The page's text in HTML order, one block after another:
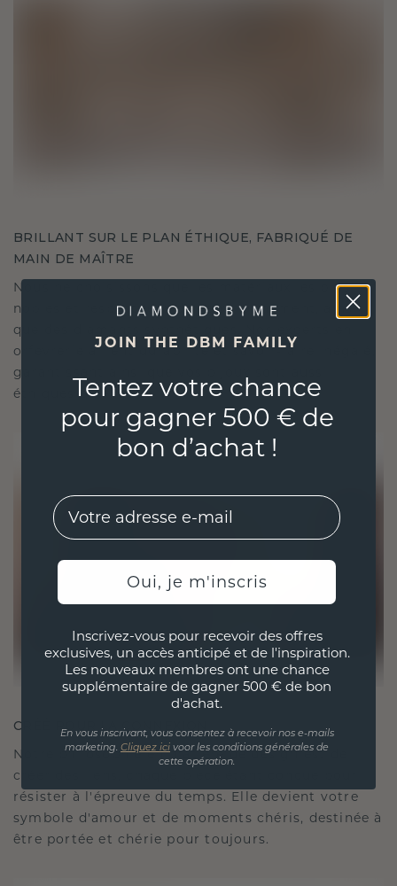
BRILLANT SUR LE PLAN ÉTHIQUE, FABRIQUÉ DE
MAIN DE MAÎTRE
Nous ne choisissons que les matériaux les plus
nobles et respectueux de l'environnement, ainsi
que des diamants synthétiques. Nos experts en
orfèvrerie allient durabilité et savoir-faire inégalé,
garantissant ainsi que vos bijoux sont aussi
éthiques qu'exquis.
CRÉÉ POUR LA CONNEXION
Notre philosophie en matière de design est de
créer des liens, chaque pièce étant conçue pour
résister à l'épreuve du temps. Elle devient votre
symbole d'amour et de moments chéris, destinée à
être portée et chérie pour toujours.
JOIN THE DBM FAMILY
Tentez votre chance
pour gagner 500 € de
bon d’achat !
EMail
Oui, je m'inscris
Inscrivez-vous pour recevoir des offres
exclusives, un accès anticipé et de l'inspiration.
Les nouveaux membres ont une chance
supplémentaire de gagner 500 € de bon
d'achat.
En vous inscrivant, vous consentez à recevoir nos e-mails
marketing. Cliquez ici voor les conditions générales de
cette opération.